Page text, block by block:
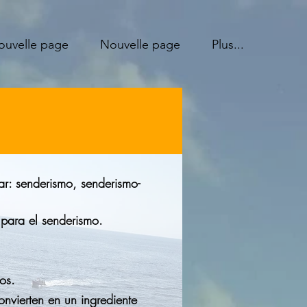
page Nouvelle page Plus...
senderismo, senderismo-
el senderismo.
en un ingrediente